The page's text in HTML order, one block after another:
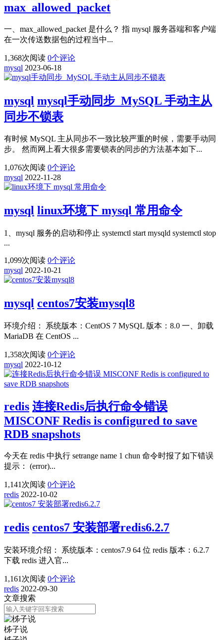
max_allowed_packet
一、max_allowed_packet 是什么？ 指 mysql 服务器端和客户端
在一次传送数据包的过程当中...
1,368次阅读 0个评论
mysql 2023-06-18
mysql mysql手动同步_MySQL 手动主从
同步不锁表
有时候 MySQL 主从同步不一致比较严重的时候，需要手动同
步。 然而网上看大很多需要锁表的同步的方法基本如下...
1,076次阅读 0个评论
mysql 2022-11-28
mysql linux环境下 mysql 常用命令
1、mysql 服务的启动和停止 systemctl start mysqld systemctl stop
...
1,099次阅读 0个评论
mysql 2022-10-21
mysql centos7安装mysql8
环境介绍： 系统版本：CentOS 7 MySQL 版本：8.0 一、卸载
MariaDB 在 CentOS ...
1,358次阅读 0个评论
mysql 2022-10-12
redis 连接Redis后执行命令错误
MISCONF Redis is configured to save
RDB snapshots
今天在 redis 中执行 setrange name 1 chun 命令时报了如下错误
提示： (error)...
1,141 次阅读 0个评论
redis 2022-10-02
redis centos7 安装部署redis6.2.7
安装环境介绍： 系统版本：centos7.9 64 位 redis 版本：6.2.7
下载 redis 进入官...
1,161 次阅读 0个评论
redis 2022-09-30
文章搜索
柹子说